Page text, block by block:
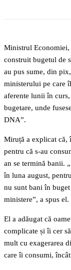
Ministrul
construit bugetul de
au pus sume, din
ministerului pe care
aferente lunii în
bugetare, unde
DNA”.
Miruță a explicat că,
pentru că s-au
an se termină banii.
în luna august,
nu sunt bani în
ministere”, a spus el.
El a adăugat că
complicate și îi cer
mult cu exagerarea
care îi consumi,